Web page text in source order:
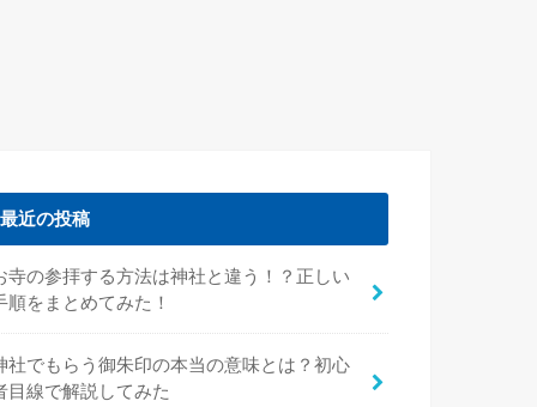
最近の投稿
寺の参拝する方法は神社と違う！？正しい
順をまとめてみた！
社でもらう御朱印の本当の意味とは？初心
目線で解説してみた